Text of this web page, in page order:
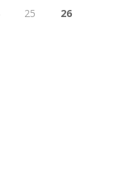
25
26